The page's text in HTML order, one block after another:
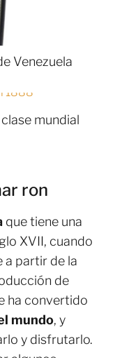
Venezuela
mundial
ron
que tiene una
XVII, cuando
a partir de la
de
ha convertido
mundo, y
y disfrutarlo.